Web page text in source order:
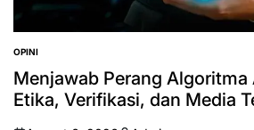
POSTED
IN
OPINI
Menjawab Perang Algoritma
Etika, Verifikasi, dan Media